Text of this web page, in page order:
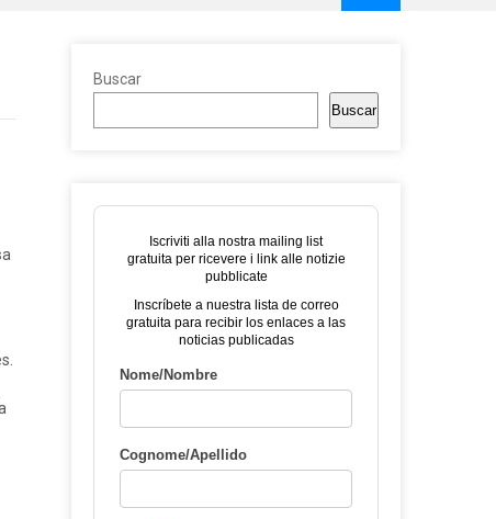
Buscar
Buscar
Iscriviti alla nostra mailing list
gratuita per ricevere i link alle notizie
pubblicate
Inscríbete a nuestra lista de correo
gratuita para recibir los enlaces a las
noticias publicadas
Nome/Nombre
Cognome/Apellido